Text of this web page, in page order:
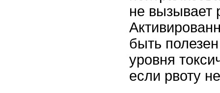
не вызывает
быть
уровня
если рвоту